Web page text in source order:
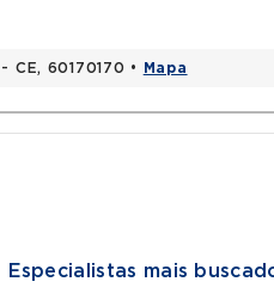
CE, 60170170 • Mapa
Especialistas mais